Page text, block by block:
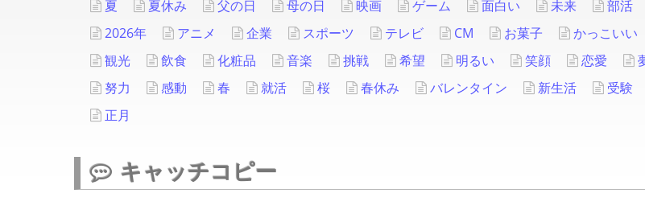
夏
夏休み 父の日 母の日 映画 ゲーム 面白い 未来 部活
2026年
アニメ 企業 スポーツ テレビ CM お菓子 かっこいい
観光
飲食 化粧品 音楽 挑戦 希望 明るい 笑顔 恋愛
努力
感動 春 就活 桜 春休み バレンタイン 新生活 受験
正月
キャッチコピー